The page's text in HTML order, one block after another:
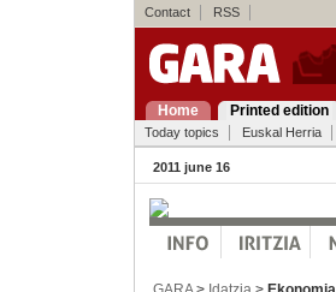
Contact RSS
Home Printed edition
Today topics Euskal Herria
2011 june 16